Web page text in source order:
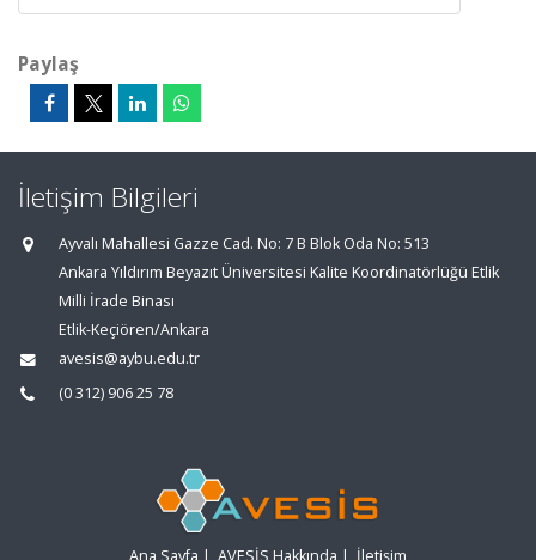
Paylaş
İletişim Bilgileri
Ayvalı Mahallesi Gazze Cad. No: 7 B Blok Oda No: 513
Ankara Yıldırım Beyazıt Üniversitesi Kalite Koordinatörlüğü Etlik
Milli İrade Binası
Etlik-Keçiören/Ankara
avesis@aybu.edu.tr
(0 312) 906 25 78
Ana Sayfa | AVESİS Hakkında | İletişim